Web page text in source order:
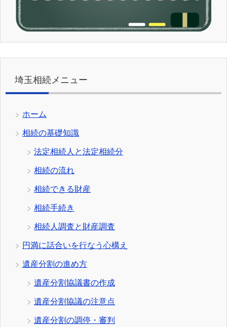
埼玉相続メニュー
ホーム
相続の基礎知識
法定相続人と法定相続分
相続の流れ
相続できる財産
相続手続き
相続人調査と財産調査
円満に話合いを行なう心構え
遺産分割の進め方
遺産分割協議書の作成
遺産分割協議の注意点
遺産分割の調停・審判